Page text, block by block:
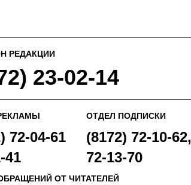
РЕДАКЦИИ
23-02-14
72-04-61
41
ОТДЕЛ ПОДПИСКИ
(8172) 72-10-62,
72-13-70
ОТ ЧИТАТЕЛЕЙ